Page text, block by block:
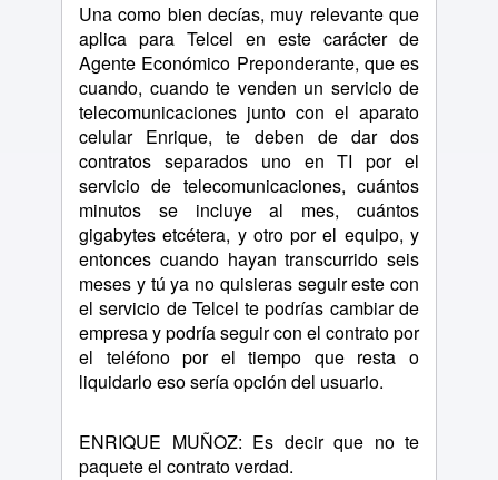
Una como bien decías, muy relevante que
aplica para Telcel en este carácter de
Agente Económico Preponderante, que es
cuando, cuando te venden un servicio de
telecomunicaciones junto con el aparato
celular Enrique, te deben de dar dos
contratos separados uno en TI por el
servicio de telecomunicaciones, cuántos
minutos se incluye al mes, cuántos
gigabytes etcétera, y otro por el equipo, y
entonces cuando hayan transcurrido seis
meses y tú ya no quisieras seguir este con
el servicio de Telcel te podrías cambiar de
empresa y podría seguir con el contrato por
el teléfono por el tiempo que resta o
liquidarlo eso sería opción del usuario.
ENRIQUE MUÑOZ: Es decir que no te
paquete el contrato verdad.